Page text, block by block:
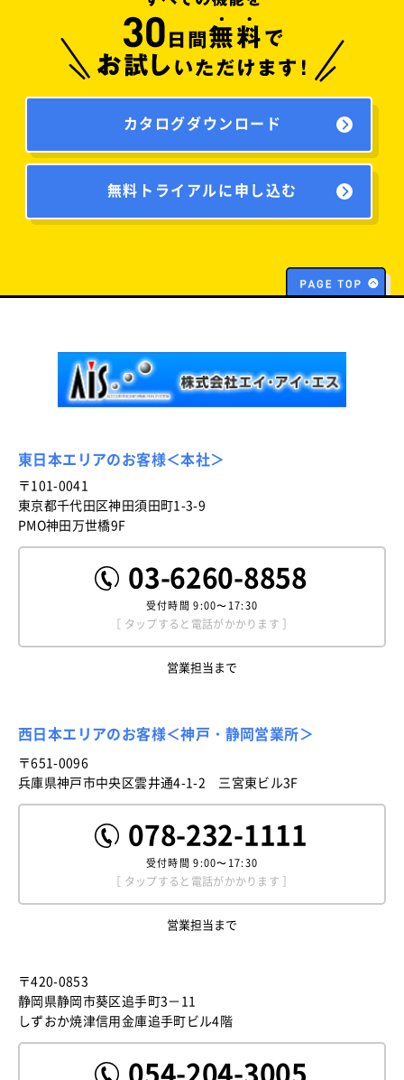
カタログダウンロード
無料トライアルに申し込む
東日本エリアのお客様＜本社＞
〒101-0041
東京都千代田区神田須田町1-3-9
PMO神田万世橋9F
03-6260-8858
受付時間9:00〜17:30
［ タップすると電話がかかります ］
営業担当まで
西日本エリアのお客様＜神戸・静岡営業所＞
〒651-0096
兵庫県神戸市中央区雲井通4-1-2 三宮東ビル3F
078-232-1111
受付時間9:00〜17:30
［ タップすると電話がかかります ］
営業担当まで
〒420-0853
静岡県静岡市葵区追手町3－11
しずおか焼津信用金庫追手町ビル4階
054-204-3005